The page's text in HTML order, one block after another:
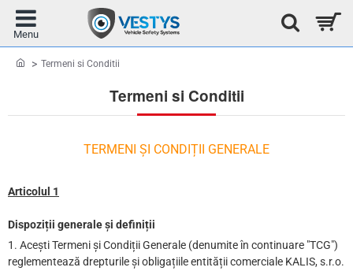
Termeni si Conditii
homeTermeni si Conditii
TERMENI ȘI CONDIȚII GENERALE
Articolul 1
Dispoziții generale și definiții
1. Acești Termeni și Condiții Generale (denumite în continuare "TCG")
reglementează drepturile și obligațiile entității comerciale KALIS, s.r.o.